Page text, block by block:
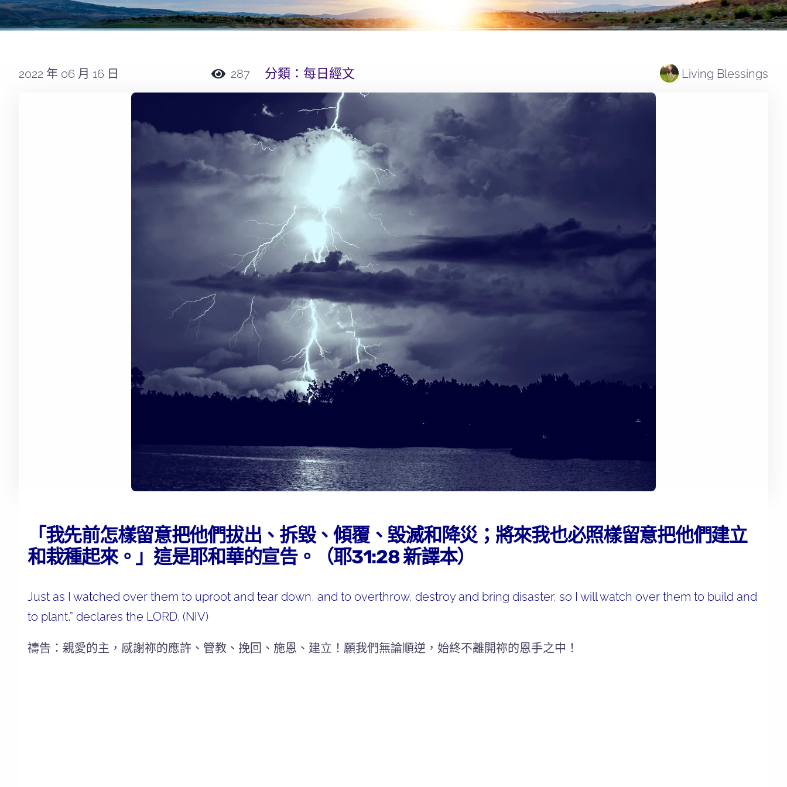
2022 年 06 月 16 日 287 分類： 每日經文 Living Blessings
「我先前怎樣留意把他們拔出、拆毀、傾覆、毀滅和降災；將來我也必照樣留意把他們建立
和栽種起來。」這是耶和華的宣告。（耶31:28 新譯本）
Just as I watched over them to uproot and tear down, and to overthrow, destroy and bring disaster, so I will watch over them to build and
to plant,” declares the LORD. (NIV)
禱告：親愛的主，感謝祢的應許、管教、挽回、施恩、建立！願我們無論順逆，始終不離開祢的恩手之中！